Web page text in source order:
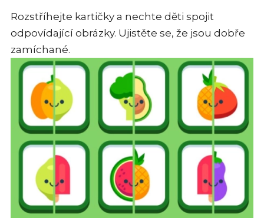
Rozstříhejte kartičky a nechte děti spojit
odpovídající obrázky. Ujistěte se, že jsou dobře
zamíchané.